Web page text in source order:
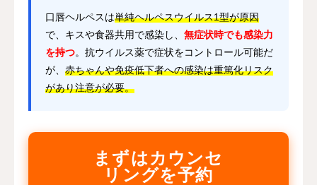
口唇ヘルペスは単純ヘルペスウイルス1型が原因
で、キスや食器共用で感染し、 無症状時でも感染力
を持つ。抗ウイルス薬で症状をコントロール可能だ
が、 赤ちゃんや免疫低下者への感染は重篤化リスク
があり注意が必要。
まずはカウンセ
リングを予約